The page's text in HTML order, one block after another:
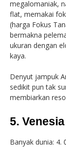
megalomaniak,
flat, memakai
(harga Fokus
bermakna
ukuran dengan
kaya.
Denyut jampuk
sedikit pun tak
membiarkan
5. Venesia
Banyak dunia: 4.